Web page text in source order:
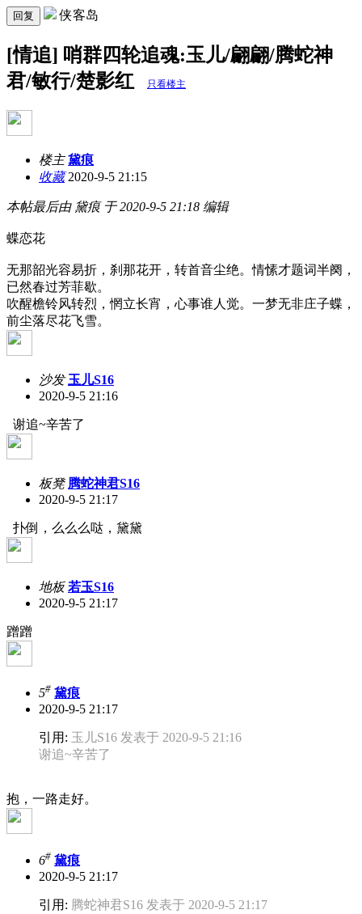
回复 侠客岛
[情追] 哨群四轮追魂:玉儿/翩翩/腾蛇神
君/敏行/楚影红
只看楼主
楼主 黛痕
收藏2020-9-5 21:15
本帖最后由 黛痕 于 2020-9-5 21:18 编辑
蝶恋花
无那韶光容易折，刹那花开，转首音尘绝。情愫才题词半阕，
已然春过芳菲歇。
吹醒檐铃风转烈，惘立长宵，心事谁人觉。一梦无非庄子蝶，
前尘落尽花飞雪。
沙发 玉儿S16
2020-9-5 21:16
谢追~辛苦了
板凳 腾蛇神君S16
2020-9-5 21:17
扑倒，么么么哒，黛黛
地板 若玉S16
2020-9-5 21:17
蹭蹭
5# 黛痕
2020-9-5 21:17
引用: 玉儿S16 发表于 2020-9-5 21:16
谢追~辛苦了
抱，一路走好。
6# 黛痕
2020-9-5 21:17
引用: 腾蛇神君S16 发表于 2020-9-5 21:17